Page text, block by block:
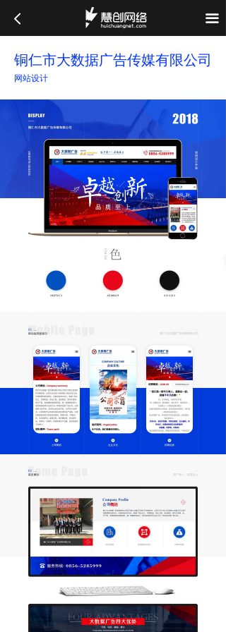
끀
首页
服务项目
关于我们
联系我们
系统集成
铜仁市大数据广告传媒有限公司
网站设计